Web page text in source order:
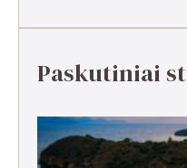
Paskutiniai